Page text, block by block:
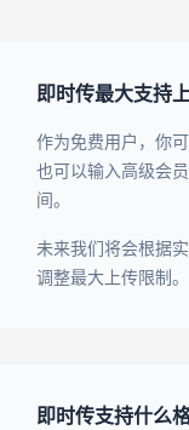
即时传最大支持
作为免费用户，你
也可以输入高级会
间。
未来我们将会根据
调整最大上传限制。
即时传支持什么